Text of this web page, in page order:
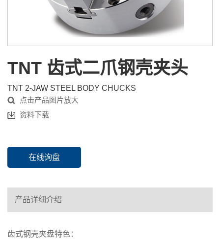
TNT 齿式二爪钢壳夹头
TNT 2-JAW STEEL BODY CHUCKS
点击产品图片放大
资料下载
在线询盘
产品详细介绍
齿式钢壳夹盘特色：